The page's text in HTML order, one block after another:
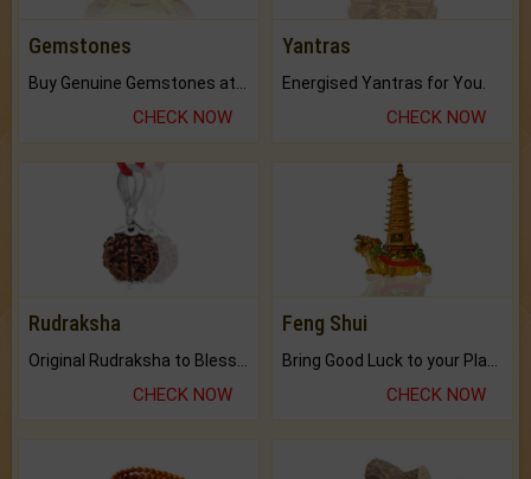
Gemstones
CHECK NOW
Yantras
Energised Yantras for You.
CHECK NOW
Rudraksha
CHECK NOW
Feng Shui
CHECK NOW